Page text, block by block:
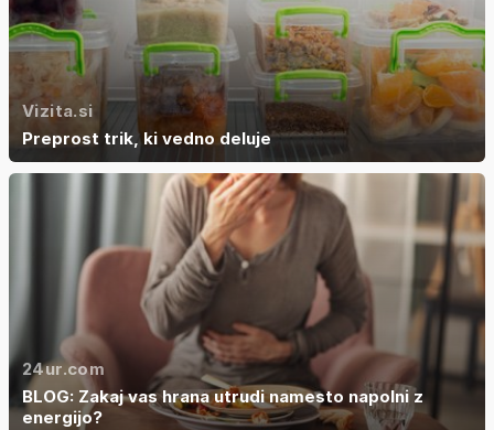
Vizita.si
Preprost trik, ki vedno deluje
24ur.com
BLOG: Zakaj vas hrana utrudi namesto napolni z
energijo?